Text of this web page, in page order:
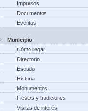
Impresos
Documentos
Eventos
Municipio
Cómo llegar
Directorio
Escudo
Historia
Monumentos
Fiestas y tradiciones
Visitas de interés